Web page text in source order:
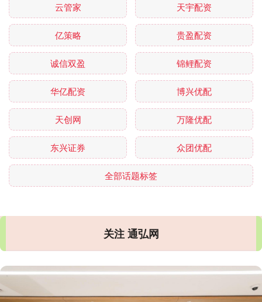
云管家 天宇配资
亿策略 贵盈配资
诚信双盈 锦鲤配资
华亿配资 博兴优配
天创网 万隆优配
东兴证券 众团优配
全部话题标签
关注 通弘网